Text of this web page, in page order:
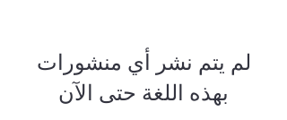
لم يتم نشر أي منشورات
بهذه اللغة حتى الآن